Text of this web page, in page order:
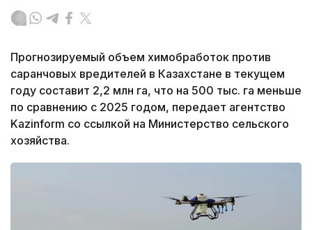
Прогнозируемый объем химобработок против
саранчовых вредителей в Казахстане в текущем
году составит 2,2 млн га, что на 500 тыс. га меньше
по сравнению с 2025 годом, передает агентство
Kazinform со ссылкой на Министерство сельского
хозяйства.